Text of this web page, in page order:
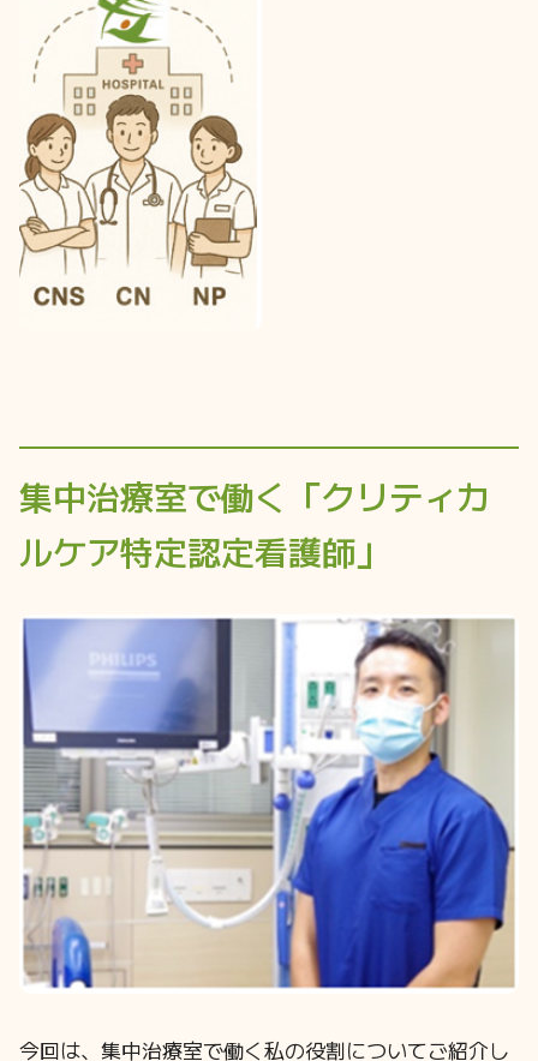
集中治療室で働く「クリティカ
ルケア特定認定看護師」
今回は、集中治療室で働く私の役割についてご紹介し